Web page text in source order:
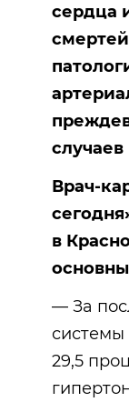
сердца
Врач-
в
— За
29,5